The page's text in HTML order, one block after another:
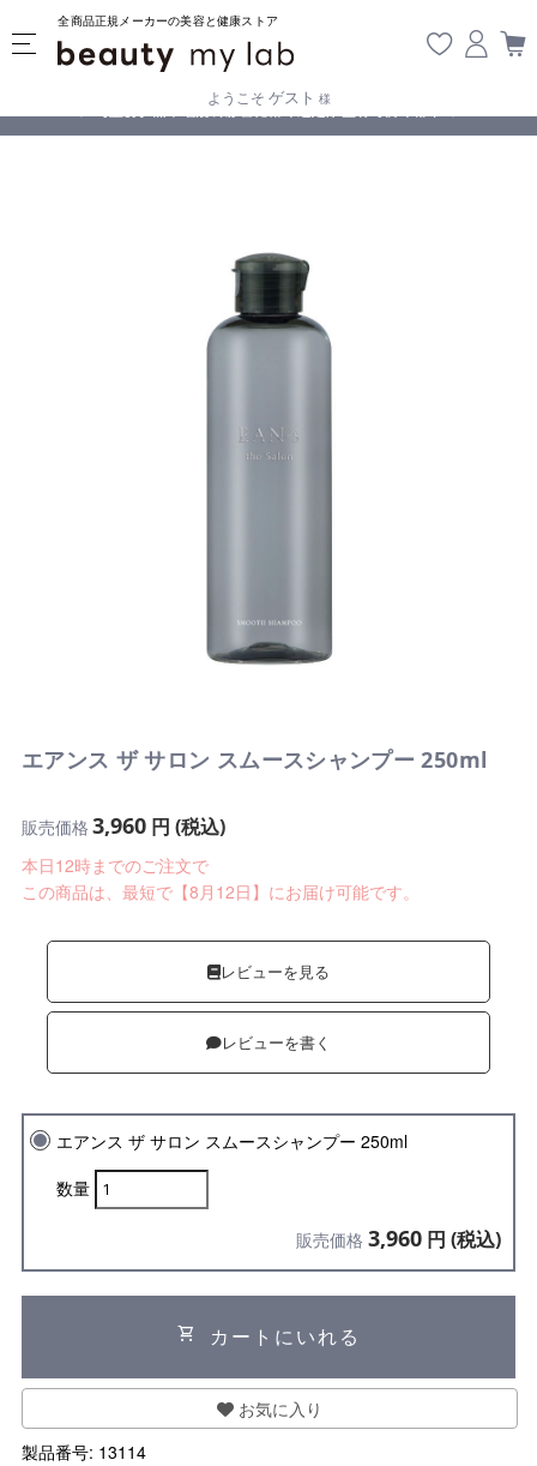
全商品正規メーカーの美容と健康ストア
ようこそ ゲスト 様
【重要】熊本地震の影響により遅延が生じております
エアンス ザ サロン スムースシャンプー 250ml
販売価格 3,960円 (税込)
本日12時までのご注文で
この商品は、最短で【8月12日】にお届け可能です。
レビューを見る
レビューを書く
エアンス ザ サロン スムースシャンプー 250ml
数量
販売価格 3,960 円 (税込)
shopping_cart カートにいれる
お気に入り
製品番号: 13114